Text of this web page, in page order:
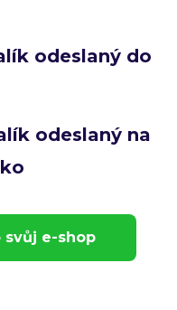
odeslaný do
odeslaný na
svůj e-shop